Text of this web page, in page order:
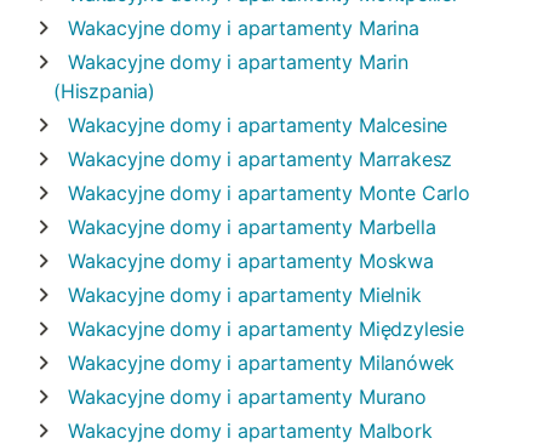
Wakacyjne domy i apartamenty Marina
Wakacyjne domy i apartamenty Marin
(Hiszpania)
Wakacyjne domy i apartamenty Malcesine
Wakacyjne domy i apartamenty Marrakesz
Wakacyjne domy i apartamenty Monte Carlo
Wakacyjne domy i apartamenty Marbella
Wakacyjne domy i apartamenty Moskwa
Wakacyjne domy i apartamenty Mielnik
Wakacyjne domy i apartamenty Międzylesie
Wakacyjne domy i apartamenty Milanówek
Wakacyjne domy i apartamenty Murano
Wakacyjne domy i apartamenty Malbork